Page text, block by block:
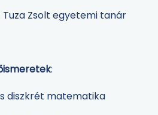
Tuza Zsolt egyetemi tanár
:
matematika